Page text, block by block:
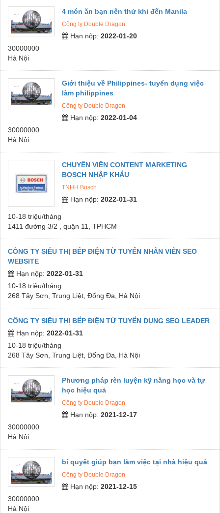
4 món ăn bạn nên thử khi đến Manila
Công ty Double Dragon
Hạn nộp: 2022-01-20
30000000
Hà Nội
Giới thiệu về Philippines- tuyển dụng việc
làm philippines
Công ty Double Dragon
Hạn nộp: 2022-01-04
30000000
Hà Nội
CHUYÊN VIÊN CONTENT MARKETING
BOSCH NHẬP KHẨU
TNHH Bosch
Hạn nộp: 2022-01-31
10-18 triệu/tháng
1411 đường 3/2 , quận 11, TPHCM
CÔNG TY SIÊU THỊ BẾP ĐIỆN TỪ TUYỂN NHÂN VIÊN SEO
WEBSITE
Hạn nộp: 2022-01-31
10-18 triệu/tháng
268 Tây Sơn, Trung Liệt, Đống Đa, Hà Nội
CÔNG TY SIÊU THỊ BẾP ĐIỆN TỪ TUYỂN DỤNG SEO LEADER
Hạn nộp: 2022-01-31
10-18 triệu/tháng
268 Tây Sơn, Trung Liệt, Đống Đa, Hà Nội
Phương pháp rèn luyện kỹ năng học và tự
học hiệu quả
Công ty Double Dragon
Hạn nộp: 2021-12-17
30000000
Hà Nội
bí quyết giúp bạn làm việc tại nhà hiệu quả
Công ty Double Dragon
Hạn nộp: 2021-12-15
30000000
Hà Nội